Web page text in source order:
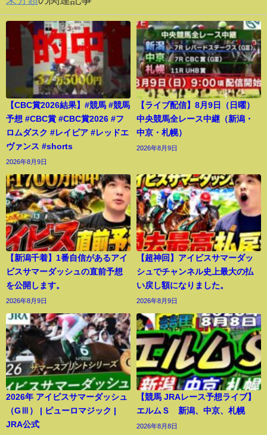
【CBC賞2026結果】#競馬 #競馬
予想 #CBC賞 #CBC賞2026 #フ
ロムダスク #レイピア #レッドエ
ヴァンス #shorts
2026年8月9日
【ライブ配信】8月9日（日曜）
中央競馬全レース中継（新潟・
中京・札幌）
2026年8月9日
【新潟千着】1番自信があるアイ
ビスサマーダッシュの直前予想
を公開します。
2026年8月9日
【超神回】アイビスサマーダッ
シュでチャンネル史上最大の払
い戻し額になりました。
2026年8月9日
2026年 アイビスサマーダッシュ
（GⅢ） | ピューロマジック |
JRA公式
【競馬 JRAレース予想ライブ】
エルムＳ 新潟、中京、札幌
2026年8月8日